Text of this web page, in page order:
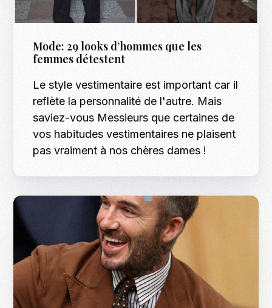
Mode: 29 looks d’hommes que les
femmes détestent
Le style vestimentaire est important car il
reflète la personnalité de l'autre. Mais
saviez-vous Messieurs que certaines de
vos habitudes vestimentaires ne plaisent
pas vraiment à nos chères dames !